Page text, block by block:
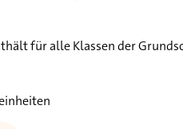
für alle Klassen der